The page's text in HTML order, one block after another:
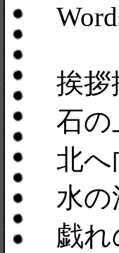
挨拶
石の
北へ
水
戯